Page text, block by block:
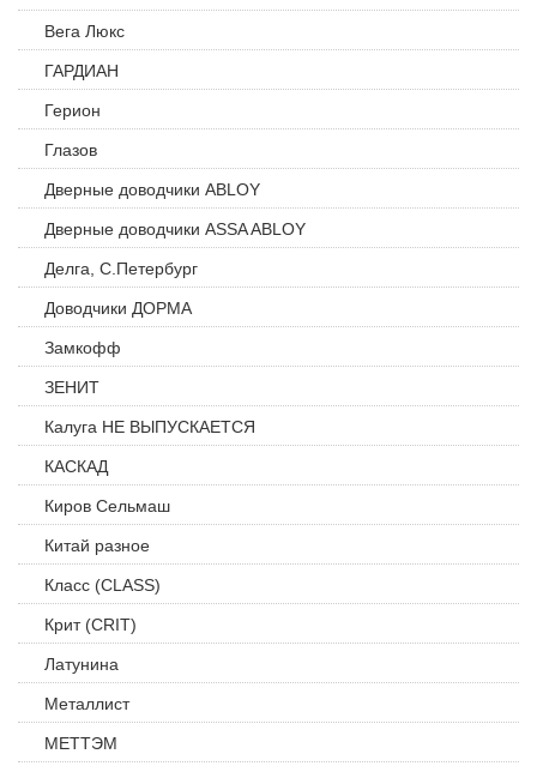
Вега Люкс
ГАРДИАН
Герион
Глазов
Дверные доводчики ABLOY
Дверные доводчики ASSA ABLOY
Делга, С.Петербург
Доводчики ДОРМА
Замкофф
ЗЕНИТ
Калуга НЕ ВЫПУСКАЕТСЯ
КАСКАД
Киров Сельмаш
Китай разное
Класс (CLASS)
Крит (CRIT)
Латунина
Металлист
МЕТТЭМ